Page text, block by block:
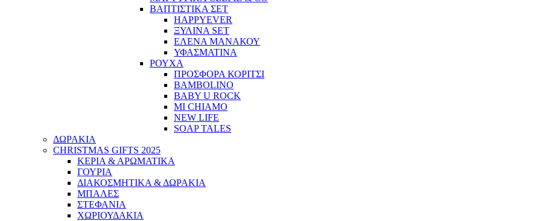
ΒΑΠΤΙΣΤΙΚΑ ΣΕΤ
HAPPYEVER
ΞΥΛΙΝΑ SET
ΕΛΕΝΑ ΜΑΝΑΚΟΥ
ΥΦΑΣΜΑΤΙΝΑ
ΡΟΥΧΑ
ΠΡΟΣΦΟΡΑ ΚΟΡΙΤΣΙ
BAMBOLINO
BABY U ROCK
MI CHIAMO
NEW LIFE
SOAP TALES
ΔΩΡΑΚΙΑ
CHRISTMAS GIFTS 2025
ΚΕΡΙΑ & ΑΡΩΜΑΤΙΚΑ
ΓΟΥΡΙΑ
ΔΙΑΚΟΣΜΗΤΙΚΑ & ΔΩΡΑΚΙΑ
ΜΠΑΛΕΣ
ΣΤΕΦΑΝΙΑ
ΧΩΡΙΟΥΔΑΚΙΑ